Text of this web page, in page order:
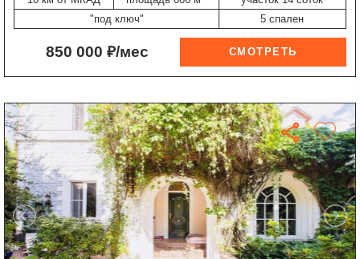
"под ключ"
5 спален
850 000 ₽/мес